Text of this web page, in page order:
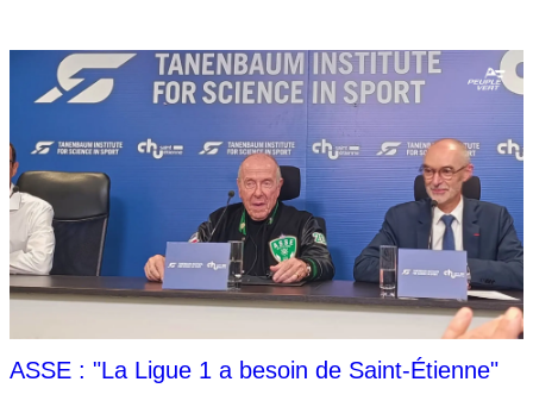
ASSE : "La Ligue 1 a besoin de Saint-Étienne"